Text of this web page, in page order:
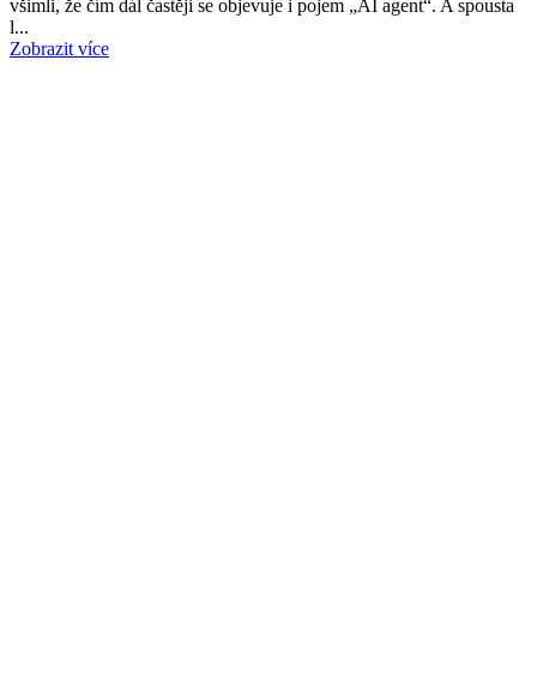
všimli, že čím dál častěji se objevuje i pojem „AI agent“. A spousta
l...
Zobrazit více